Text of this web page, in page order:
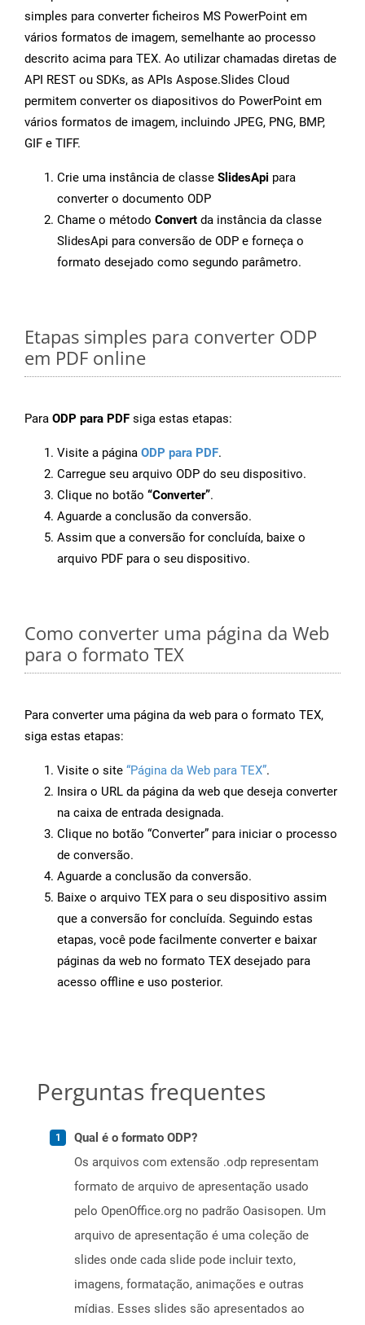
simples para converter ficheiros MS PowerPoint em
vários formatos de imagem, semelhante ao processo
descrito acima para TEX. Ao utilizar chamadas diretas de
API REST ou SDKs, as APIs Aspose.Slides Cloud
permitem converter os diapositivos do PowerPoint em
vários formatos de imagem, incluindo JPEG, PNG, BMP,
GIF e TIFF.
Crie uma instância de classe SlidesApi para
converter o documento ODP
Chame o método Convert da instância da classe
SlidesApi para conversão de ODP e forneça o
formato desejado como segundo parâmetro.
Etapas simples para converter ODP
em PDF online
Para ODP para PDF siga estas etapas:
Visite a página ODP para PDF.
Carregue seu arquivo ODP do seu dispositivo.
Clique no botão “Converter”.
Aguarde a conclusão da conversão.
Assim que a conversão for concluída, baixe o
arquivo PDF para o seu dispositivo.
Como converter uma página da Web
para o formato TEX
Para converter uma página da web para o formato TEX,
siga estas etapas:
Visite o site “Página da Web para TEX”.
Insira o URL da página da web que deseja converter
na caixa de entrada designada.
Clique no botão “Converter” para iniciar o processo
de conversão.
Aguarde a conclusão da conversão.
Baixe o arquivo TEX para o seu dispositivo assim
que a conversão for concluída. Seguindo estas
etapas, você pode facilmente converter e baixar
páginas da web no formato TEX desejado para
acesso offline e uso posterior.
Perguntas frequentes
Qual é o formato ODP?
Os arquivos com extensão .odp representam
formato de arquivo de apresentação usado
pelo OpenOffice.org no padrão Oasisopen. Um
arquivo de apresentação é uma coleção de
slides onde cada slide pode incluir texto,
imagens, formatação, animações e outras
mídias. Esses slides são apresentados ao